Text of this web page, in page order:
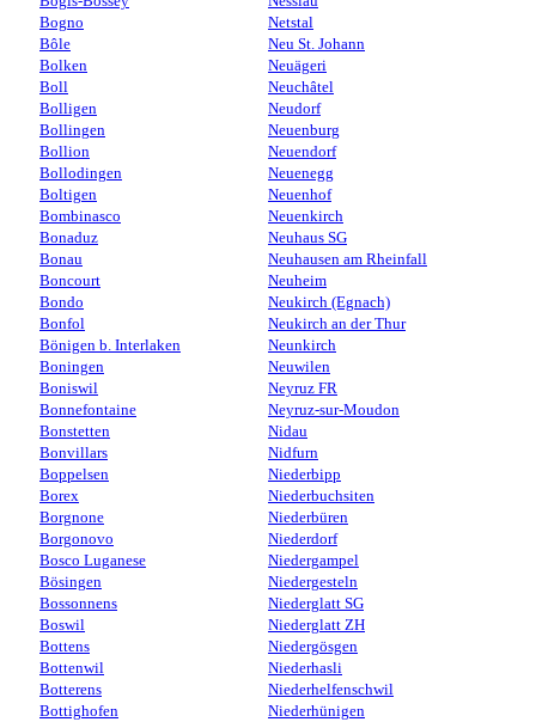
Bogno
Bôle
Bolken
Boll
Bolligen
Bollingen
Bollion
Bollodingen
Boltigen
Bombinasco
Bonaduz
Bonau
Boncourt
Bondo
Bonfol
Bönigen b. Interlaken
Boningen
Boniswil
Bonnefontaine
Bonstetten
Bonvillars
Boppelsen
Borex
Borgnone
Borgonovo
Bosco Luganese
Bösingen
Bossonnens
Boswil
Bottens
Bottenwil
Botterens
Bottighofen
Netstal
Neu St. Johann
Neuägeri
Neuchâtel
Neudorf
Neuenburg
Neuendorf
Neuenegg
Neuenhof
Neuenkirch
Neuhaus SG
Neuhausen am Rheinfall
Neuheim
Neukirch (Egnach)
Neukirch an der Thur
Neunkirch
Neuwilen
Neyruz FR
Neyruz-sur-Moudon
Nidau
Nidfurn
Niederbipp
Niederbuchsiten
Niederbüren
Niederdorf
Niedergampel
Niedergesteln
Niederglatt SG
Niederglatt ZH
Niedergösgen
Niederhasli
Niederhelfenschwil
Niederhünigen